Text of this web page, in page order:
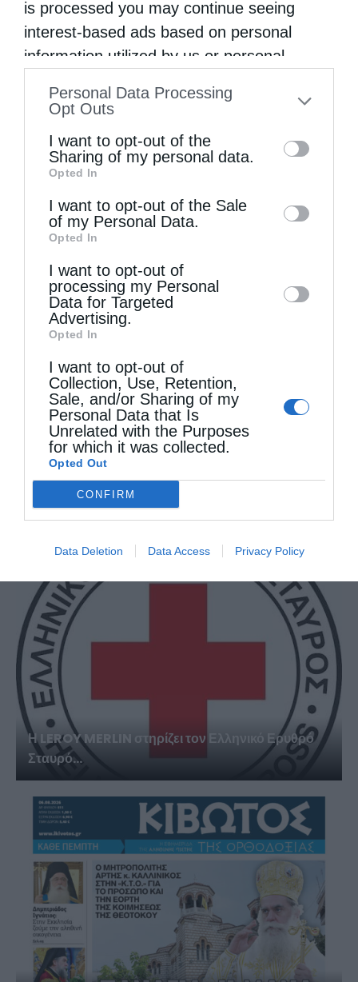
is processed you may continue seeing
interest-based ads based on personal
information utilized by us or personal
to your opt-out. You may separately opt-out
information by third parties on the IAB’s list
of downstream participants. This
information may also be disclosed by us to
third parties on theIAB’s List of
Downstream Participants
disclose it to other third parties.
Personal Data Processing
Opt Outs
I want to opt-out of the
Sharing of my personal data.
Opted In
I want to opt-out of the Sale
of my Personal Data.
Opted In
I want to opt-out of
processing my Personal
Data for Targeted
Advertising.
Opted In
I want to opt-out of
Collection, Use, Retention,
Sale, and/or Sharing of my
Personal Data that Is
Unrelated with the Purposes
for which it was collected.
Opted Out
CONFIRM
Data Deletion Data Access Privacy Policy
Πειραιώς Σεραφείμ: Να χαίρεστε τη ζωή εδώ,
αλλά...
Αρχιερατική Θεία Λειτουργία στη Μονή
Μεταμορφώσεως Σωτήρος Χορτιάτη
Η Πανήγυρις της Ιεράς Μονής Αγίας Θεοδώρας
της...
Η LEROY MERLIN στηρίζει τον Ελληνικό Ερυθρό
Σταυρό...